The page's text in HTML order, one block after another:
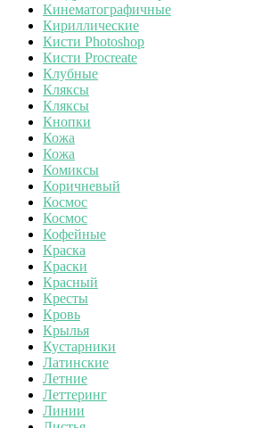
Кинематографичные
Кириллические
Кисти Photoshop
Кисти Procreate
Клубные
Кляксы
Кляксы
Кнопки
Кожа
Кожа
Комиксы
Коричневый
Космос
Космос
Кофейные
Краска
Краски
Красный
Кресты
Кровь
Крылья
Кустарники
Латинские
Летние
Леттеринг
Линии